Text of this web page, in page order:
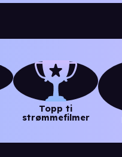
Topp ti
strømmefilmer